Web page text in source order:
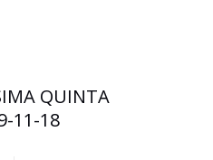
QUINTA
11-18